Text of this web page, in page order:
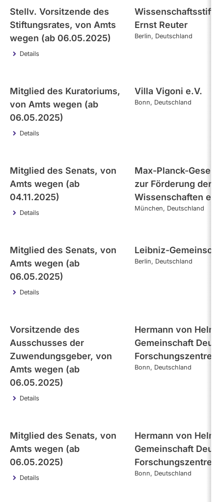
Stellv. Vorsitzende des
Stiftungsrates, von Amts
wegen (ab 06.05.2025)
Details
Ernst Reuter
Berlin Deutschland
Mitglied des Kuratoriums,
von Amts wegen (ab
06.05.2025)
Details
Villa Vigoni e.V.
Bonn Deutschland
Mitglied des Senats, von
Amts wegen (ab
04.11.2025)
Details
Max-Planck-
zur Förderung der
Wissenschaften
München Deutschland
Mitglied des Senats, von
Amts wegen (ab
06.05.2025)
Details
Leibniz-
Berlin Deutschland
Vorsitzende des
Ausschusses der
Zuwendungsgeber, von
Amts wegen (ab
06.05.2025)
Details
Hermann von
Gemeinschaft
Forschungszentren
Bonn Deutschland
Mitglied des Senats, von
Amts wegen (ab
06.05.2025)
Details
Hermann von
Gemeinschaft
Forschungszentren
Bonn Deutschland